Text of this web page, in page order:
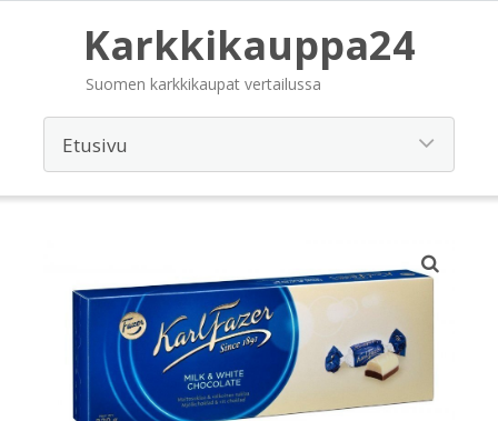
Karkkikauppa24
Suomen karkkikaupat vertailussa